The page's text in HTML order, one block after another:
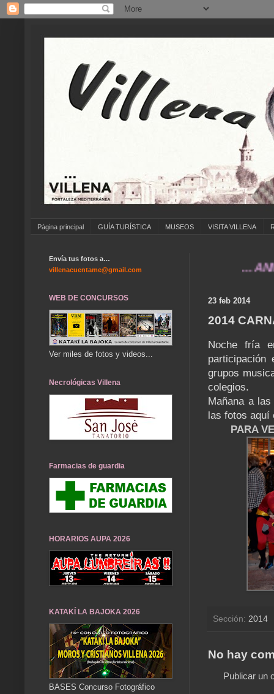
Página principal GUÍA TURÍSTICA MUSEOS VISITA VILLENA
... ANÍMATE
23 feb 2014
2014
Noche fría
grupos
colegios.
Mañana a
las fotos aquí
PARA
Sección: 2014
No hay
Publicar un
Envía tus fotos a…
villenacuentame@gmail.com
WEB DE CONCURSOS
Ver miles de fotos y videos...
Necrológicas Villena
Farmacias de guardia
HORARIOS AUPA 2026
KATAKÍ LA BAJOKA 2026
BASES Concurso Fotográfico